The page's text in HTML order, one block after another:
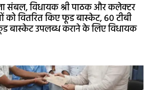
संबल, विधायक श्री पाठक और कलेक्टर
को वितरित किए फूड बास्केट, 60 टीबी
बास्केट उपलब्ध कराने के लिए विधायक